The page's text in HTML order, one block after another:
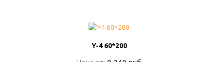
Y-4 60*200
Y-4 60*200